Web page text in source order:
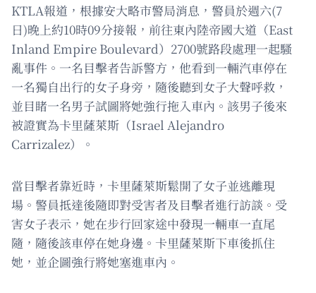
KTLA報道，根據安大略市警局消息，警員於週六(7
日)晚上約10時09分接報，前往東內陸帝國大道（East
Inland Empire Boulevard）2700號路段處理一起騷
亂事件。一名目擊者告訴警方，他看到一輛汽車停在
一名獨自出行的女子身旁，隨後聽到女子大聲呼救，
並目睹一名男子試圖將她強行拖入車內。該男子後來
被證實為卡里薩萊斯（Israel Alejandro
Carrizalez）。
當目擊者靠近時，卡里薩萊斯鬆開了女子並逃離現
場。警員抵達後隨即對受害者及目擊者進行訪談。受
害女子表示，她在步行回家途中發現一輛車一直尾
隨，隨後該車停在她身邊。卡里薩萊斯下車後抓住
她，並企圖強行將她塞進車內。